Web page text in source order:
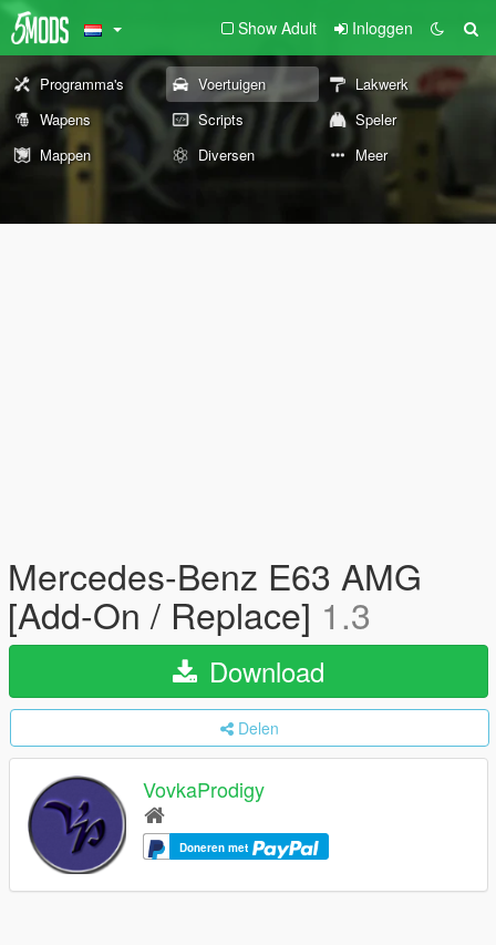
Show Adult Inloggen
Programma's Voertuigen
Lakwerk
Wapens
Scripts
Speler
Mappen
Diversen Meer
Mercedes-Benz E63 AMG
[Add-On / Replace] 1.3
Download
Delen
VovkaProdigy
Doneren met